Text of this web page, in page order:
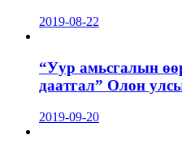
2019-08-22
“Уур амьсгалын
даатгал” Олон
2019-09-20